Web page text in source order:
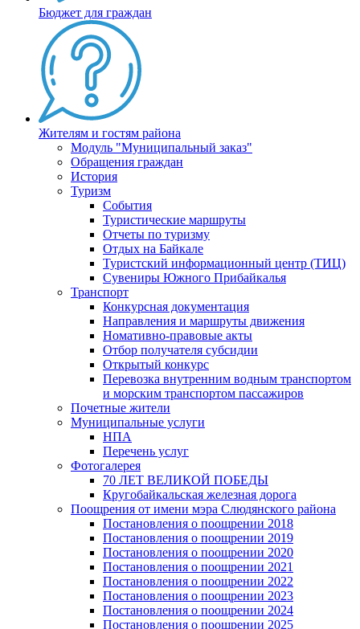
Бюджет для граждан
Жителям и гостям района
Модуль "Муниципальный заказ"
Обращения граждан
История
Туризм
События
Туристические маршруты
Отчеты по туризму
Отдых на Байкале
Туристский информационный центр (ТИЦ)
Сувениры Южного Прибайкалья
Транспорт
Конкурсная документация
Направления и маршруты движения
Номативно-правовые акты
Отбор получателя субсидии
Открытый конкурс
Перевозка внутренним водным транспортом
и морским транспортом пассажиров
Почетные жители
Муниципальные услуги
НПА
Перечень услуг
Фотогалерея
70 ЛЕТ ВЕЛИКОЙ ПОБЕДЫ
Кругобайкальская железная дорога
Поощрения от имени мэра Слюдянского района
Постановления о поощрении 2018
Постановления о поощрении 2019
Постановления о поощрении 2020
Постановления о поощрении 2021
Постановления о поощрении 2022
Постановления о поощрении 2023
Постановления о поощрении 2024
Постановления о поощрении 2025